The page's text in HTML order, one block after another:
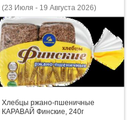
(23 Июля - 19 Августа 2026)
Хлебцы ржано-пшеничные
КАРАВАЙ Финские, 240г